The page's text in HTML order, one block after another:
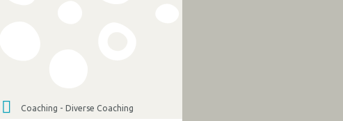
Coaching - Diverse Coaching